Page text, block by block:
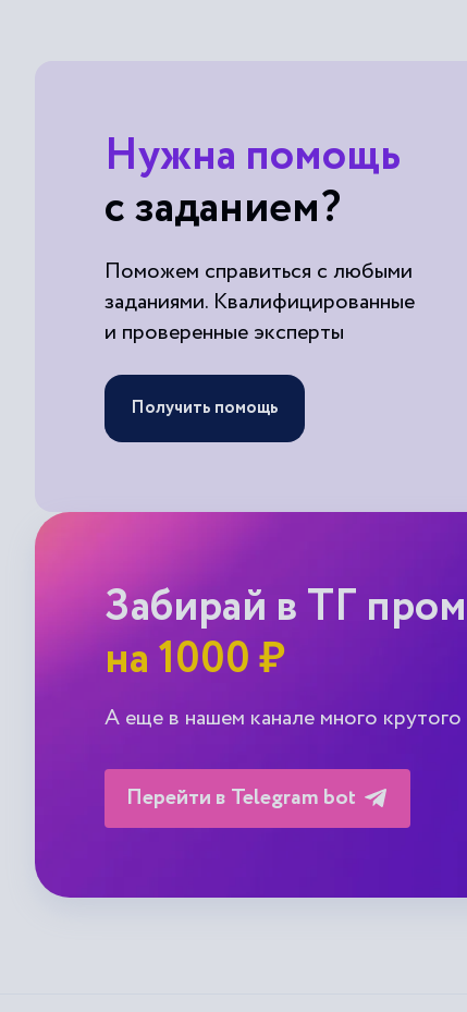
Нужна помощь
с заданием?
Поможем справиться с любыми
заданиями. Квалифицированные
и проверенные эксперты
Получить помощь
Забирай в ТГ
на 1000 ₽
А еще в нашем канале много крутого
Перейти в Telegram bot